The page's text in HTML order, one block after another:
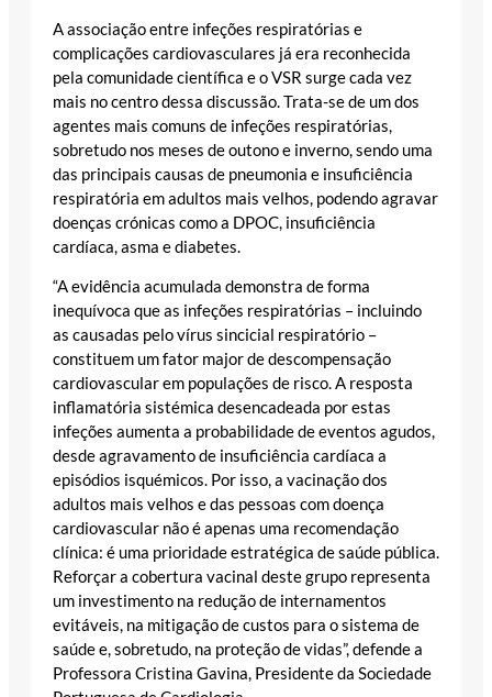
A associação entre infeções respiratórias e
complicações cardiovasculares já era reconhecida
pela comunidade científica e o VSR surge cada vez
mais no centro dessa discussão. Trata-se de um dos
agentes mais comuns de infeções respiratórias,
sobretudo nos meses de outono e inverno, sendo uma
das principais causas de pneumonia e insuficiência
respiratória em adultos mais velhos, podendo agravar
doenças crónicas como a DPOC, insuficiência
cardíaca, asma e diabetes.
“A evidência acumulada demonstra de forma
inequívoca que as infeções respiratórias – incluindo
as causadas pelo vírus sincicial respiratório –
constituem um fator major de descompensação
cardiovascular em populações de risco. A resposta
inflamatória sistémica desencadeada por estas
infeções aumenta a probabilidade de eventos agudos,
desde agravamento de insuficiência cardíaca a
episódios isquémicos. Por isso, a vacinação dos
adultos mais velhos e das pessoas com doença
cardiovascular não é apenas uma recomendação
clínica: é uma prioridade estratégica de saúde pública.
Reforçar a cobertura vacinal deste grupo representa
um investimento na redução de internamentos
evitáveis, na mitigação de custos para o sistema de
saúde e, sobretudo, na proteção de vidas”, defende a
Professora Cristina Gavina, Presidente da Sociedade